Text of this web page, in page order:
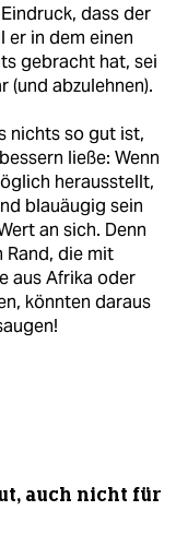
dass der
er in dem einen
gebracht hat, sei
(und abzulehnen).
nichts so gut ist,
ließe: Wenn
herausstellt,
blauäugig sein
an sich. Denn
die mit
aus Afrika oder
könnten daraus
auch nicht für